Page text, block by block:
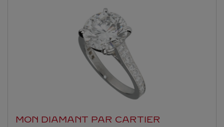
MON DIAMANT PAR CARTIER